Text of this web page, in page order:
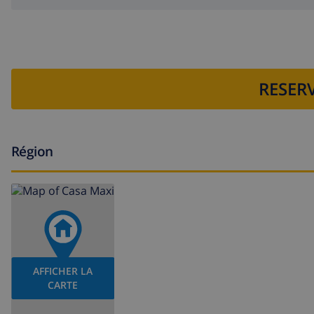
Région
AFFICHER LA
CARTE